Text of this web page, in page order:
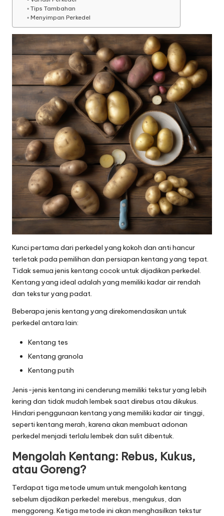
Tips Tambahan
Menyimpan Perkedel
Kunci pertama dari perkedel yang kokoh dan anti hancur
terletak pada pemilihan dan persiapan kentang yang tepat.
Tidak semua jenis kentang cocok untuk dijadikan perkedel.
Kentang yang ideal adalah yang memiliki kadar air rendah
dan tekstur yang padat.
Beberapa jenis kentang yang direkomendasikan untuk
perkedel antara lain:
Kentang tes
Kentang granola
Kentang putih
Jenis-jenis kentang ini cenderung memiliki tekstur yang lebih
kering dan tidak mudah lembek saat direbus atau dikukus.
Hindari penggunaan kentang yang memiliki kadar air tinggi,
seperti kentang merah, karena akan membuat adonan
perkedel menjadi terlalu lembek dan sulit dibentuk.
Mengolah Kentang: Rebus, Kukus,
atau Goreng?
Terdapat tiga metode umum untuk mengolah kentang
sebelum dijadikan perkedel: merebus, mengukus, dan
menggoreng. Ketiga metode ini akan menghasilkan tekstur